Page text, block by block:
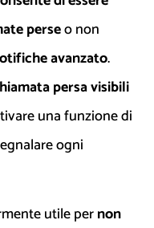
perseo non
avanzato.
persa visibili
una funzione di
ogni
utile pernon